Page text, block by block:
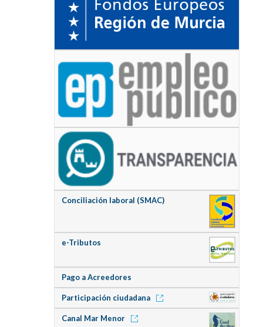
Conciliación laboral (SMAC)
e-Tributos
Pago a Acreedores
Participación ciudadana
Canal Mar Menor